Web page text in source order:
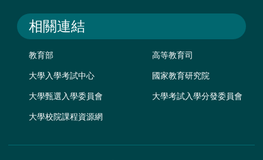
相關連結
教育部 高等教育司
大學入學考試中心 國家教育研究院
大學甄選入學委員會 大學考試入學分發委員會
大學校院課程資源網